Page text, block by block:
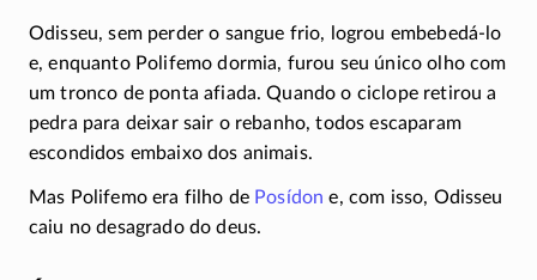
Odisseu, sem perder o sangue frio, logrou embebedá-lo
e, enquanto Polifemo dormia, furou seu único olho com
um tronco de ponta afiada. Quando o ciclope retirou a
pedra para deixar sair o rebanho, todos escaparam
escondidos embaixo dos animais.
Mas Polifemo era filho de Posídon e, com isso, Odisseu
caiu no desagrado do deus.